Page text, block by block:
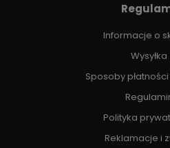
Informacje o
Wysyłka
Sposoby
Polityka
Reklamacje i